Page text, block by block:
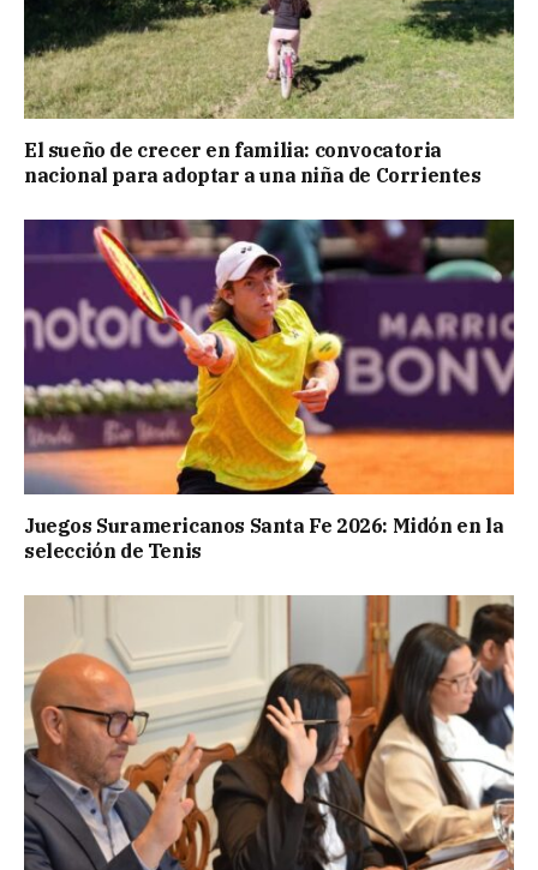
El sueño de crecer en familia: convocatoria
nacional para adoptar a una niña de Corrientes
Juegos Suramericanos Santa Fe 2026: Midón en la
selección de Tenis